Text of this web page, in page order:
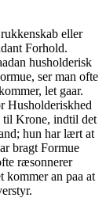
eller
Forhold.
husholderisk
ser man ofte
let gaar.
Husholderiskhed
til Krone, indtil det
hun har lært at
bragt Formue
ræsonnerer
kommer an paa at